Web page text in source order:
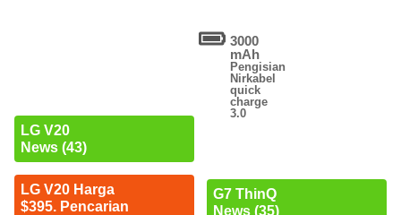
LG V20
News (43)
LG V20 Harga
$395. Pencarian
3000
mAh
Pengisian
Nirkabel
quick
charge
3.0
G7 ThinQ
News (35)